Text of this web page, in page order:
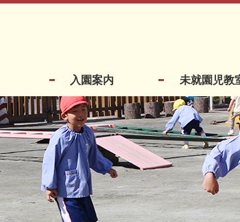
入園案内 未就園児教